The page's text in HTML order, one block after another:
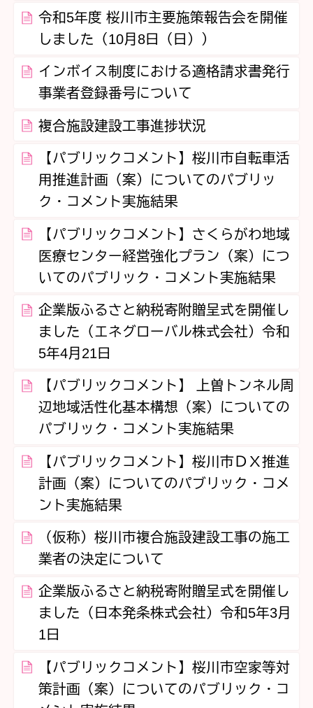
令和5年度 桜川市主要施策報告会を開催
しました（10月8日（日））
インボイス制度における適格請求書発行
事業者登録番号について
複合施設建設工事進捗状況
【パブリックコメント】桜川市自転車活
用推進計画（案）についてのパブリッ
ク・コメント実施結果
【パブリックコメント】さくらがわ地域
医療センター経営強化プラン（案）につ
いてのパブリック・コメント実施結果
企業版ふるさと納税寄附贈呈式を開催し
ました（エネグローバル株式会社）令和
5年4月21日
【パブリックコメント】 上曽トンネル周
辺地域活性化基本構想（案）についての
パブリック・コメント実施結果
【パブリックコメント】桜川市ＤＸ推進
計画（案）についてのパブリック・コメ
ント実施結果
（仮称）桜川市複合施設建設工事の施工
業者の決定について
企業版ふるさと納税寄附贈呈式を開催し
ました（日本発条株式会社）令和5年3月
1日
【パブリックコメント】桜川市空家等対
策計画（案）についてのパブリック・コ